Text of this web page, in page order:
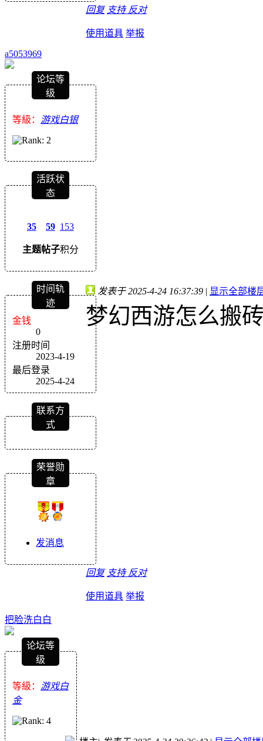
回复 支持 反对
使用道具 举报
a5053969
论坛等
级
等級： 游戏白银
活跃状
态
35
主题
59
帖子
153
积分
时间轨
迹
金钱
0
注册时间
2023-4-19
最后登录
2025-4-24
联系方
式
荣誉勋
章
发消息
发表于 2025-4-24 16:37:39 | 显示全部楼
梦幻西游怎么搬
回复 支持 反对
使用道具 举报
把脸洗白白
论坛等
级
等級： 游戏白
金